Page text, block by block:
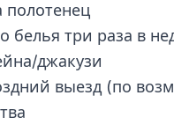
полотенец
белья три раза в
джакузи
выезд (по